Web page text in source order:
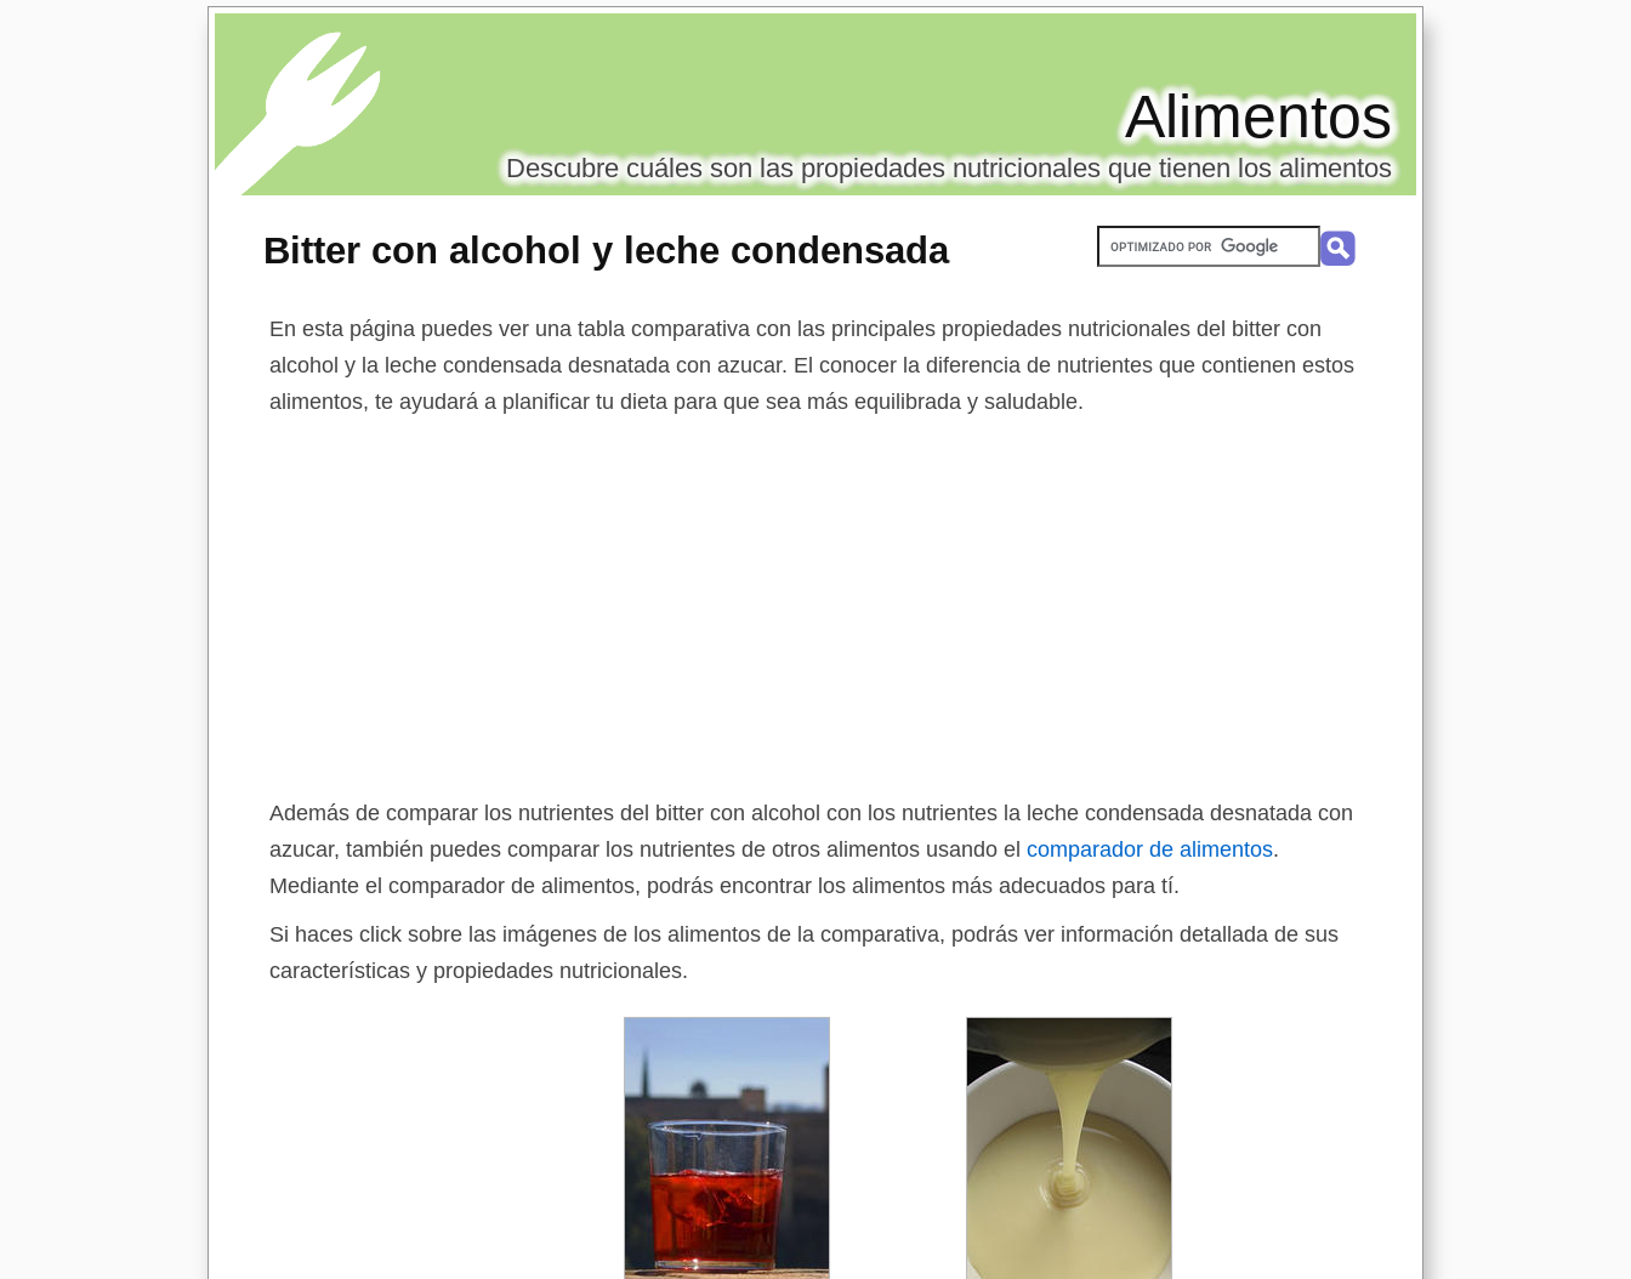
Bitter con alcohol y leche condensada
desnatada con azucar
Alimentos
Descubre cuáles son las propiedades nutricionales que tienen los alimentos
En esta página puedes ver una tabla comparativa con las principales propiedades nutricionales del bitter con
alcohol y la leche condensada desnatada con azucar. El conocer la diferencia de nutrientes que contienen estos
alimentos, te ayudará a planificar tu dieta para que sea más equilibrada y saludable.
Además de comparar los nutrientes del bitter con alcohol con los nutrientes la leche condensada desnatada con
azucar, también puedes comparar los nutrientes de otros alimentos usando el comparador de alimentos.
Mediante el comparador de alimentos, podrás encontrar los alimentos más adecuados para tí.
Si haces click sobre las imágenes de los alimentos de la comparativa, podrás ver información detallada de sus
características y propiedades nutricionales.